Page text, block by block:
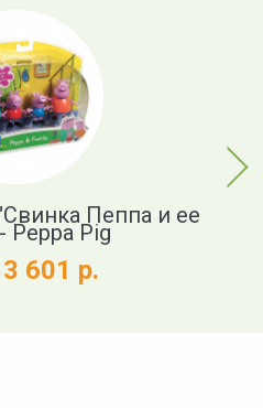
Пеппа и ее
Peppa Pig
601 р.
Next